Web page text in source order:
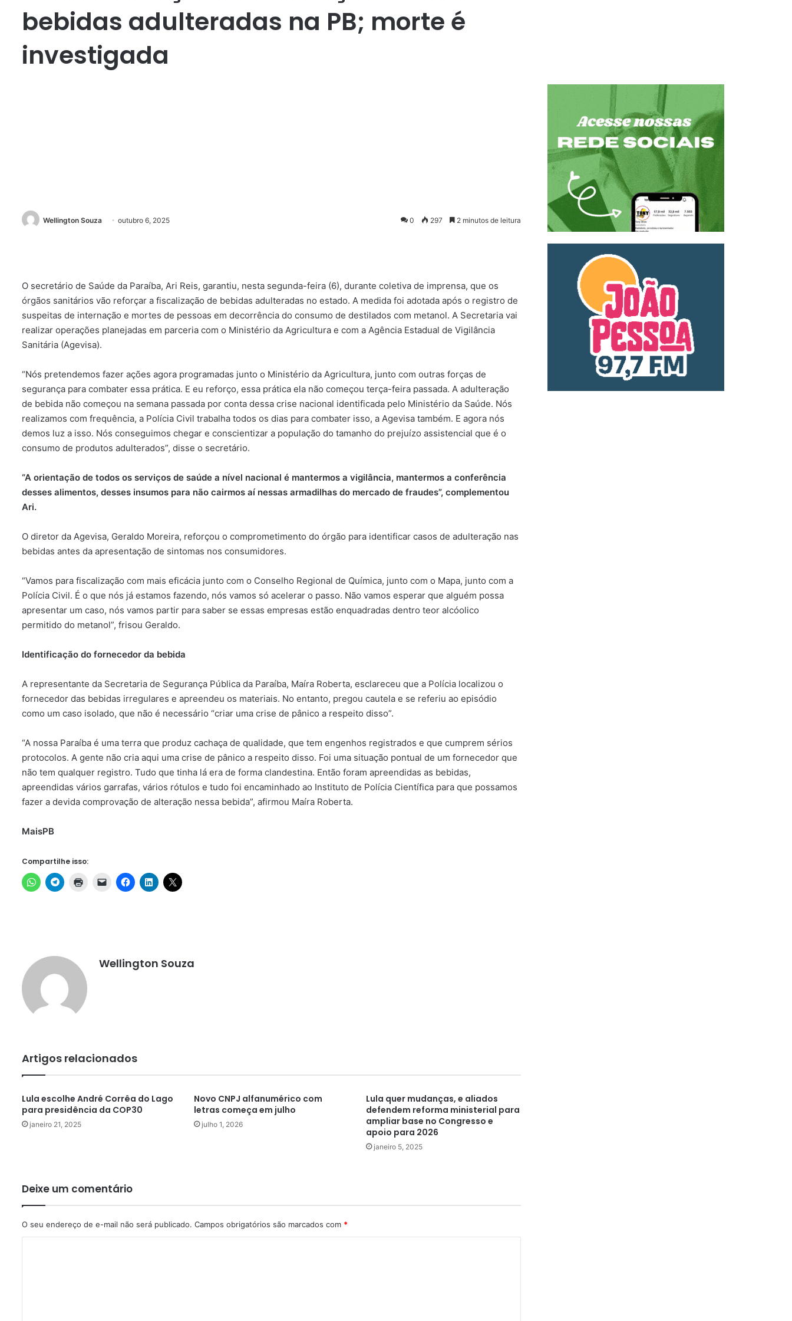
bebidas adulteradas na PB; morte é
investigada
Wellington Souza outubro 6, 2025 0 297 2 minutos de leitura
O secretário de Saúde da Paraíba, Ari Reis, garantiu, nesta segunda-feira (6), durante coletiva de imprensa, que os
órgãos sanitários vão reforçar a fiscalização de bebidas adulteradas no estado. A medida foi adotada após o registro de
suspeitas de internação e mortes de pessoas em decorrência do consumo de destilados com metanol. A Secretaria vai
realizar operações planejadas em parceria com o Ministério da Agricultura e com a Agência Estadual de Vigilância
Sanitária (Agevisa).
“Nós pretendemos fazer ações agora programadas junto o Ministério da Agricultura, junto com outras forças de
segurança para combater essa prática. E eu reforço, essa prática ela não começou terça-feira passada. A adulteração
de bebida não começou na semana passada por conta dessa crise nacional identificada pelo Ministério da Saúde. Nós
realizamos com frequência, a Polícia Civil trabalha todos os dias para combater isso, a Agevisa também. E agora nós
demos luz a isso. Nós conseguimos chegar e conscientizar a população do tamanho do prejuízo assistencial que é o
consumo de produtos adulterados”, disse o secretário.
“A orientação de todos os serviços de saúde a nível nacional é mantermos a vigilância, mantermos a conferência
desses alimentos, desses insumos para não cairmos aí nessas armadilhas do mercado de fraudes”, complementou
Ari.
O diretor da Agevisa, Geraldo Moreira, reforçou o comprometimento do órgão para identificar casos de adulteração nas
bebidas antes da apresentação de sintomas nos consumidores.
“Vamos para fiscalização com mais eficácia junto com o Conselho Regional de Química, junto com o Mapa, junto com a
Polícia Civil. É o que nós já estamos fazendo, nós vamos só acelerar o passo. Não vamos esperar que alguém possa
apresentar um caso, nós vamos partir para saber se essas empresas estão enquadradas dentro teor alcóolico
permitido do metanol”, frisou Geraldo.
Identificação do fornecedor da bebida
A representante da Secretaria de Segurança Pública da Paraíba, Maíra Roberta, esclareceu que a Polícia localizou o
fornecedor das bebidas irregulares e apreendeu os materiais. No entanto, pregou cautela e se referiu ao episódio
como um caso isolado, que não é necessário “criar uma crise de pânico a respeito disso”.
“A nossa Paraíba é uma terra que produz cachaça de qualidade, que tem engenhos registrados e que cumprem sérios
protocolos. A gente não cria aqui uma crise de pânico a respeito disso. Foi uma situação pontual de um fornecedor que
não tem qualquer registro. Tudo que tinha lá era de forma clandestina. Então foram apreendidas as bebidas,
apreendidas vários garrafas, vários rótulos e tudo foi encaminhado ao Instituto de Polícia Científica para que possamos
fazer a devida comprovação de alteração nessa bebida”, afirmou Maíra Roberta.
MaisPB
Compartilhe isso:
Wellington Souza
Artigos relacionados
Lula escolhe André Corrêa do Lago
para presidência da COP30
janeiro 21, 2025
Novo CNPJ alfanumérico com
letras começa em julho
julho 1, 2026
Lula quer mudanças, e aliados
defendem reforma ministerial para
ampliar base no Congresso e
apoio para 2026
janeiro 5, 2025
Deixe um comentário
O seu endereço de e-mail não será publicado. Campos obrigatórios são marcados com *